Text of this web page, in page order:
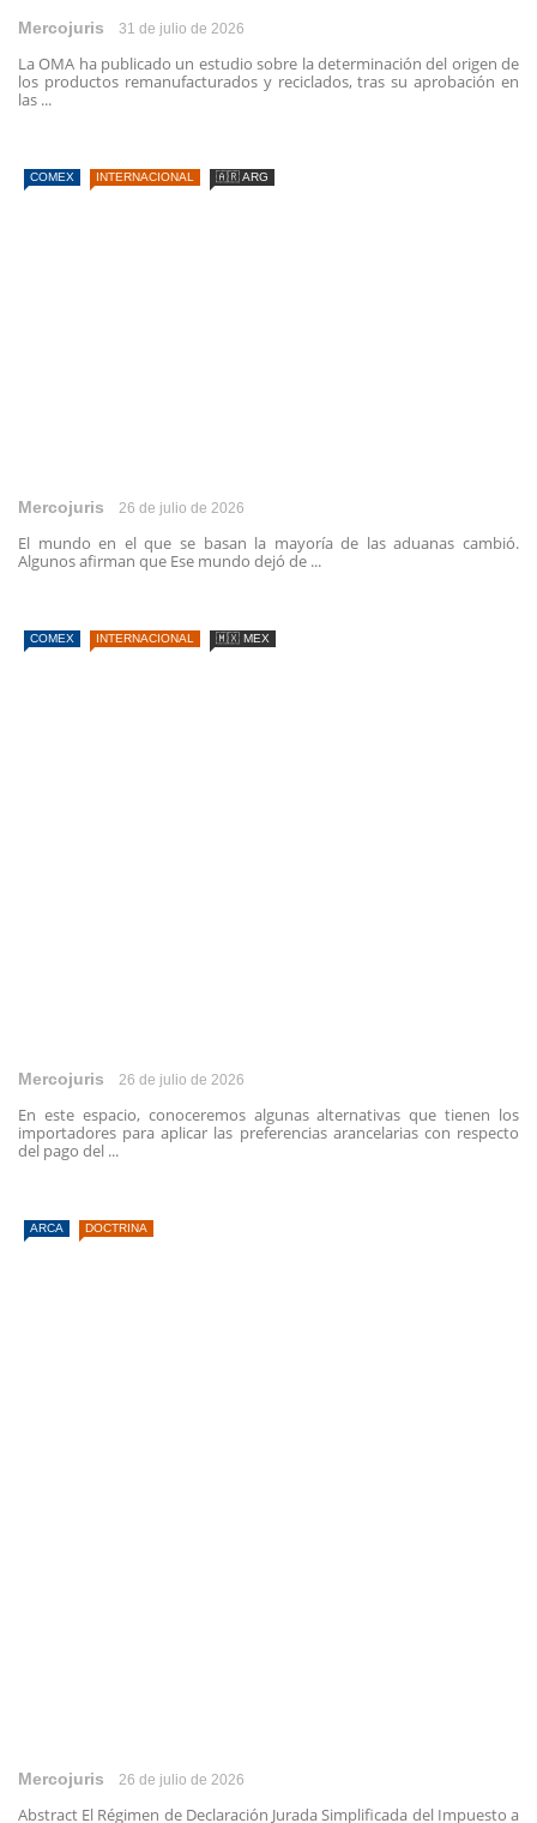
Mercojuris 31 de julio de 2026
La OMA ha publicado un estudio sobre la determinación del origen de
los productos remanufacturados y reciclados, tras su aprobación en
las ...
COMEX INTERNACIONAL 🇦🇷 ARG
Mercojuris 26 de julio de 2026
El mundo en el que se basan la mayoría de las aduanas cambió.
Algunos afirman que Ese mundo dejó de ...
COMEX INTERNACIONAL 🇲🇽 MEX
Mercojuris 26 de julio de 2026
En este espacio, conoceremos algunas alternativas que tienen los
importadores para aplicar las preferencias arancelarias con respecto
del pago del ...
ARCA DOCTRINA
Mercojuris 26 de julio de 2026
Abstract El Régimen de Declaración Jurada Simplificada del Impuesto a